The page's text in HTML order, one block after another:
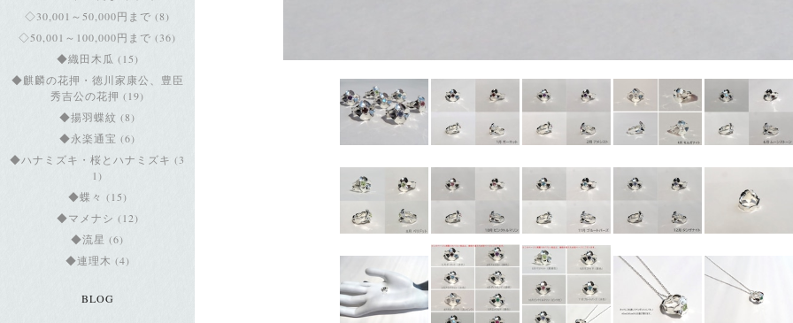
◇30,001～50,000円まで (8)
◇50,001～100,000円まで (36)
◆織田木瓜 (15)
◆麒麟の花押・徳川家康公、豊臣
秀吉公の花押 (19)
◆揚羽蝶紋 (8)
◆永楽通宝 (6)
◆ハナミズキ・桜とハナミズキ (3
1)
◆蝶々 (15)
◆マメナシ (12)
◆流星 (6)
◆連理木 (4)
BLOG